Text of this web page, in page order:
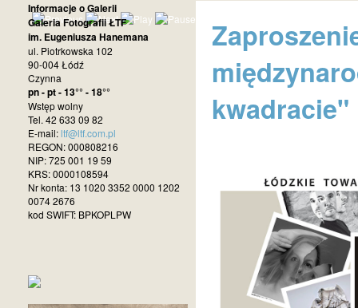
kwadracie"
Informacje o Galerii
Galeria Fotografii ŁTF
im. Eugeniusza Hanemana
ul. Piotrkowska 102
90-004 Łódź
Czynna
pn - pt - 13°° - 18°°
Wstęp wolny
Tel. 42 633 09 82
E-mail:ltf@ltf.com.pl
REGON: 000808216
NIP: 725 001 19 59
KRS: 0000108594
Nr konta: 13 1020 3352 0000 1202
0074 2676
kod SWIFT: BPKOPLPW